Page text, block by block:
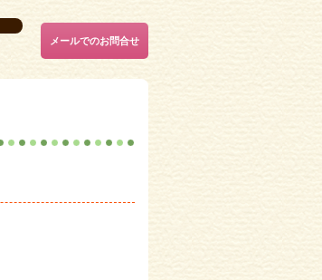
メールでのお問合せ